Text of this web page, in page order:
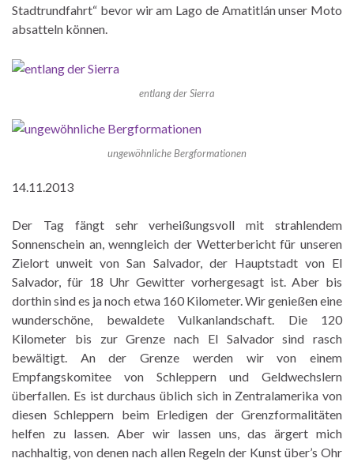
Stadtrundfahrt“ bevor wir am Lago de Amatitlán unser Moto
absatteln können.
entlang der Sierra
ungewöhnliche Bergformationen
14.11.2013
Der Tag fängt sehr verheißungsvoll mit strahlendem
Sonnenschein an, wenngleich der Wetterbericht für unseren
Zielort unweit von San Salvador, der Hauptstadt von El
Salvador, für 18 Uhr Gewitter vorhergesagt ist. Aber bis
dorthin sind es ja noch etwa 160 Kilometer. Wir genießen eine
wunderschöne, bewaldete Vulkanlandschaft. Die 120
Kilometer bis zur Grenze nach El Salvador sind rasch
bewältigt. An der Grenze werden wir von einem
Empfangskomitee von Schleppern und Geldwechslern
überfallen. Es ist durchaus üblich sich in Zentralamerika von
diesen Schleppern beim Erledigen der Grenzformalitäten
helfen zu lassen. Aber wir lassen uns, das ärgert mich
nachhaltig, von denen nach allen Regeln der Kunst über’s Ohr